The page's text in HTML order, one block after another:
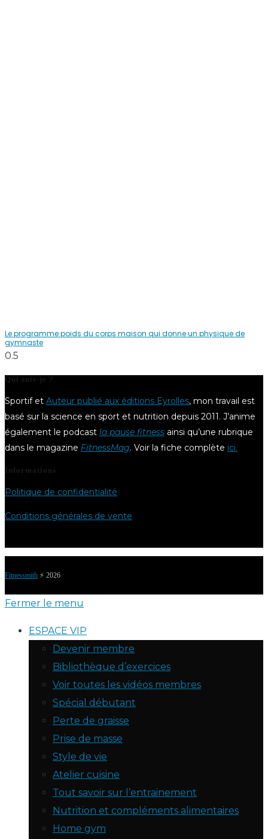
Le programme poids du corps maison qui donne un physique de
gymnaste
Qui suis-je ?
Sportif et Auteur publié aux éditions Eyrolles, mon travail est
basé sur la science en sport et nutrition depuis 2011. J’anime
également le podcast la pause fitness ainsi qu’une rubrique
dans le magazine FitnessMag. Voir la fiche complète ici.
Informations
Politique de confidentialité
Conditions générales de vente
Fitnessmith ⚡️ 2026
Fermer le menu
ESPACE VIP
Devenir membre
Bibliothèque d’exercices
Voir toutes les vidéos membres
Spécial débutant
Perte de graisse
Prise de masse
Style de vie
Atelier cuisine
Tout savoir sur l’entrainement
Nutrition et compléments alimentaires
Home gym